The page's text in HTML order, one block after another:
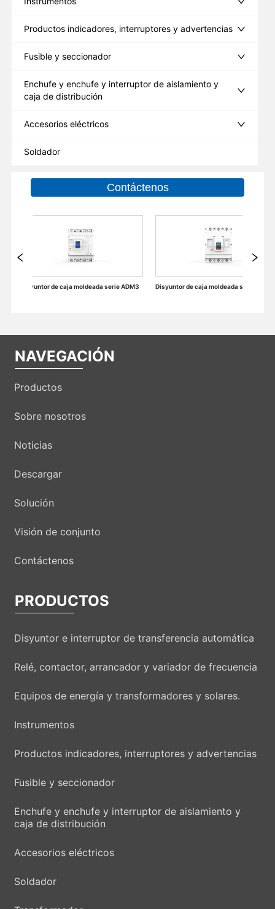
Productos indicadores, interruptores y advertencias
Fusible y seccionador
Enchufe y enchufe y interruptor de aislamiento y
caja de distribución
Accesorios eléctricos
Soldador
Contáctenos
serie ADM3 Disyuntor de caja moldeada serie ADM3
NAVEGACIÓN
Productos
Sobre nosotros
Noticias
Descargar
Solución
Visión de conjunto
Contáctenos
PRODUCTOS
Disyuntor e interruptor de transferencia automática
Relé, contactor, arrancador y variador de frecuencia
Equipos de energía y transformadores y solares.
Instrumentos
Productos indicadores, interruptores y advertencias
Fusible y seccionador
Enchufe y enchufe y interruptor de aislamiento y
caja de distribución
Accesorios eléctricos
Soldador